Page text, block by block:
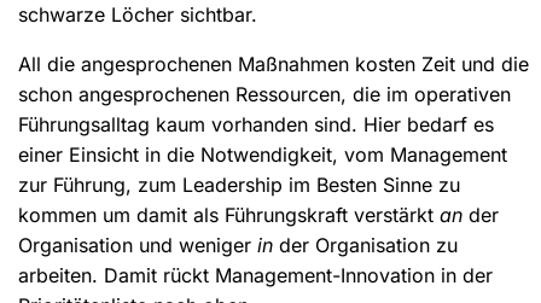
schwarze Löcher sichtbar.
All die angesprochenen Maßnahmen kosten Zeit und die
schon angesprochenen Ressourcen, die im operativen
Führungsalltag kaum vorhanden sind. Hier bedarf es
einer Einsicht in die Notwendigkeit, vom Management
zur Führung, zum Leadership im Besten Sinne zu
kommen um damit als Führungskraft verstärkt an der
Organisation und weniger in der Organisation zu
arbeiten. Damit rückt Management-Innovation in der